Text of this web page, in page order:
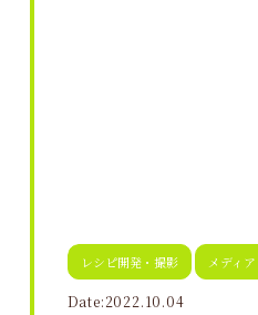
レシピ開発・撮影 メディア
Date:2022.10.04